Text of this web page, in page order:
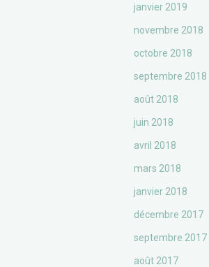
janvier 2019
novembre 2018
octobre 2018
septembre 2018
août 2018
juin 2018
avril 2018
mars 2018
janvier 2018
décembre 2017
septembre 2017
août 2017